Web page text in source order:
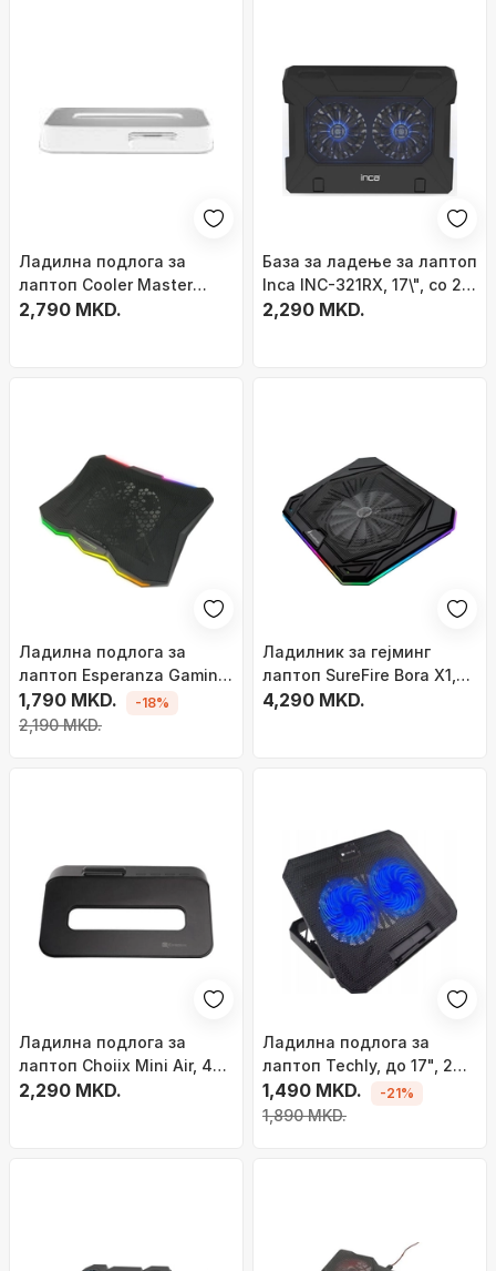
Ладилна подлога за
лаптоп Cooler Master
Choiix Mini Air C-HL03-WP,
2,790 MKD.
База за ладење за лаптоп
Inca INC-321RX, 17\", со 2
вентилатори, црна
2,290 MKD.
Ладилна подлога за
лаптоп Еsperanza Gaming
RGB XALOK EGC110, тивок
вентилатор, RGB
1,790 MKD.
2,190 MKD.
-18%
Ладилник за гејминг
лаптоп SureFire Bora X1,
до 17\", РГБ, црн
4,290 MKD.
Ладилна подлога за
лаптоп Choiix Mini Air, 4x
USB, бела и црна
2,290 MKD.
Ладилна подлога за
лаптоп Techly, до 17", 2
вентилатори, црна
1,490 MKD.
1,890 MKD.
-21%